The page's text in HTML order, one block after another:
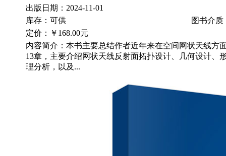
出版日期：2024-11-01
库存：可供
图书介质
定价：
￥168.00元
内容简介：本书主要总结作者近年来在空间网状天线方
13章，主要介绍网状天线反射面拓扑设计、几何设计、
理分析，以及...